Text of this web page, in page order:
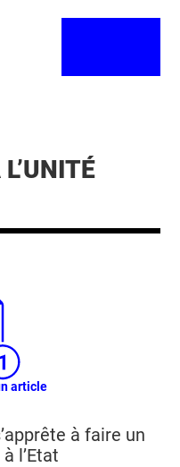
article
à faire un
l’Etat